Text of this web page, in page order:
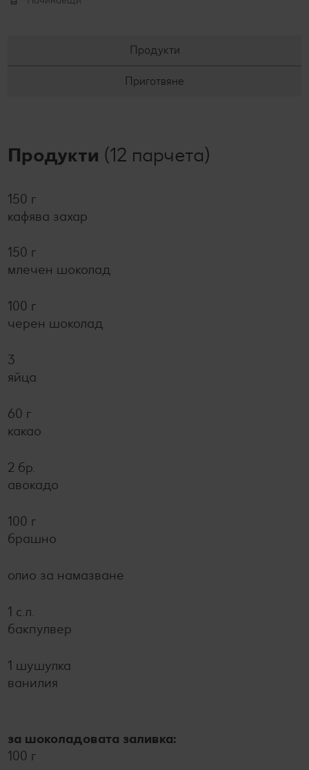
Продукти
Приготвяне
Продукти (12 парчета)
150 г
кафява захар
150 г
млечен шоколад
100 г
черен шоколад
3
яйца
60 г
какао
2 бр.
авокадо
100 г
брашно
олио за намазване
1 с.л.
бакпулвер
1 шушулка
ванилия
за шоколадовата заливка:
100 г